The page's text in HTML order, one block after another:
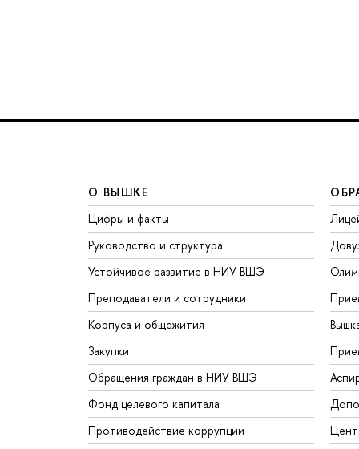
О ВЫШКЕ
Цифры и факты
Руководство и структура
Устойчивое развитие в НИУ ВШЭ
Преподаватели и сотрудники
Корпуса и общежития
Закупки
Обращения граждан в НИУ ВШЭ
Фонд целевого капитала
Противодействие коррупции